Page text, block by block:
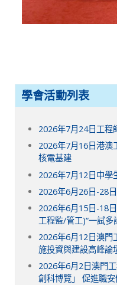
學會活動列表
2026年7月24日工程
2026年7月16日港澳
核電基建
2026年7月12日中學
2026年6月26日-28
2026年6月15日-18
工程監/管工)“一試多
2026年6月12日澳門
施投資與建設高峰論
2026年6月2日澳門
創科博覽」 促進職